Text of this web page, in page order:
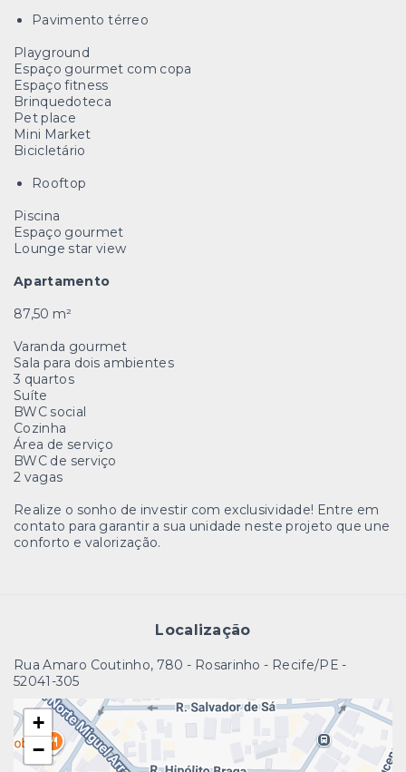
Pavimento térreo
Playground
Espaço gourmet com copa
Espaço fitness
Brinquedoteca
Pet place
Mini Market
Bicicletário
Rooftop
Piscina
Espaço gourmet
Lounge star view
Apartamento
87,50 m²
Varanda gourmet
Sala para dois ambientes
3 quartos
Suíte
BWC social
Cozinha
Área de serviço
BWC de serviço
2 vagas
Realize o sonho de investir com exclusividade! Entre em
contato para garantir a sua unidade neste projeto que une
conforto e valorização.
Localização
Rua Amaro Coutinho, 780 - Rosarinho - Recife/PE -
52041-305
+
−